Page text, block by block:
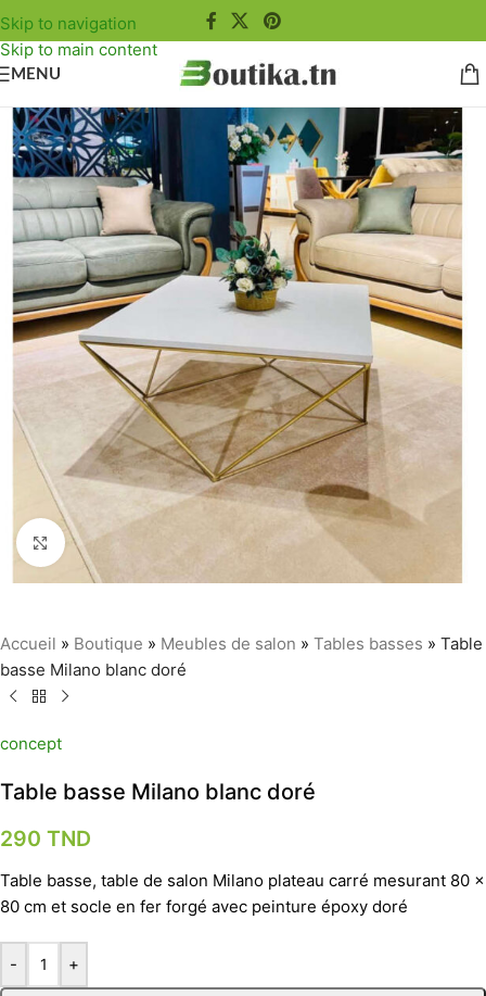
Skip to navigation
Skip to main content
MENU
Agrandir
Accueil » Boutique » Meubles de salon » Tables basses » Table
basse Milano blanc doré
concept
Table basse Milano blanc doré
290 TND
Table basse, table de salon Milano plateau carré mesurant 80 x
80 cm et socle en fer forgé avec peinture époxy doré
- +